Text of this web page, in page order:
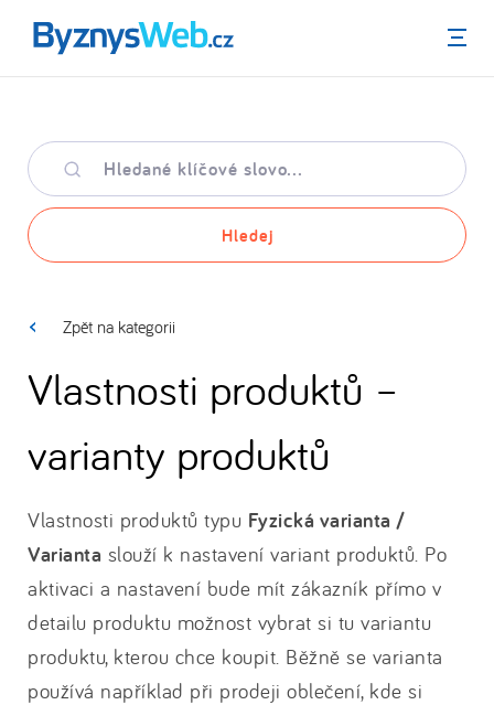
Menu
Hledané
klíčové
slovo
Hledej
Zpět na kategorii
Vlastnosti produktů –
varianty produktů
Vlastnosti produktů typu Fyzická varianta /
Varianta slouží k nastavení variant produktů. Po
aktivaci a nastavení bude mít zákazník přímo v
detailu produktu možnost vybrat si tu variantu
produktu, kterou chce koupit. Běžně se varianta
používá například při prodeji oblečení, kde si